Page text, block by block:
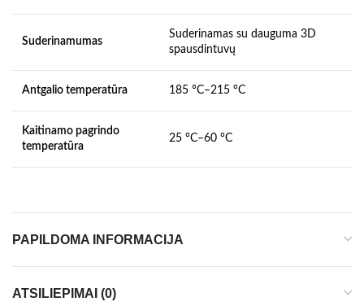
Suderinamumas
Suderinamas su dauguma 3D
spausdintuvų
Antgalio temperatūra 185 °C–215 °C
Kaitinamo pagrindo
temperatūra
25 °C–60 °C
PAPILDOMA INFORMACIJA
ATSILIEPIMAI (0)